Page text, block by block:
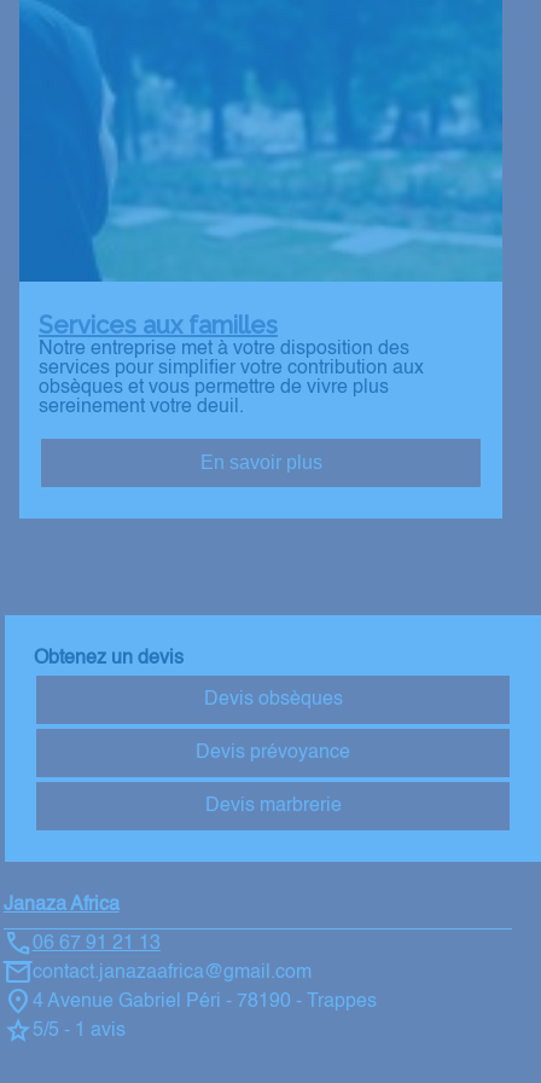
Services aux familles
Notre entreprise met à votre disposition des
services pour simplifier votre contribution aux
obsèques et vous permettre de vivre plus
sereinement votre deuil.
En savoir plus
Obtenez un devis
Devis obsèques
Devis prévoyance
Devis marbrerie
Janaza Africa
06 67 91 21 13
contact.janazaafrica@gmail.com
4 Avenue Gabriel Péri - 78190 - Trappes
5/5 - 1 avis